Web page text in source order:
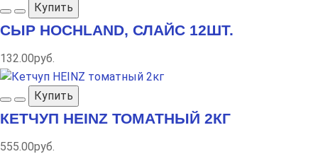
Купить
СЫР HOCHLAND, СЛАЙС 12ШТ.
132.00руб.
Купить
КЕТЧУП HEINZ ТОМАТНЫЙ 2КГ
555.00руб.